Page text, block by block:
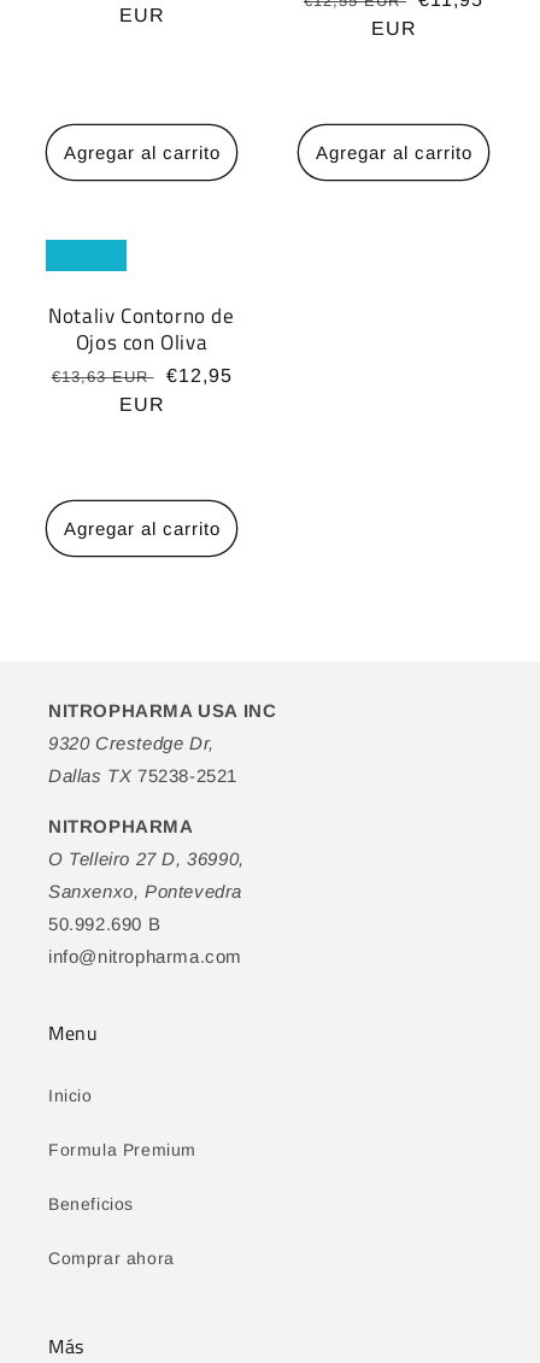
habitualEUR
Agregar al carrito
habitualEUR
Agregar al carrito
Notaliv Contorno de
Ojos con Oliva
Precio
habitual
€13,63 EUR
Precio
€12,95
EUR
Agregar al carrito
NITROPHARMA USA INC
9320 Crestedge Dr,
Dallas TX 75238-2521
NITROPHARMA
O Telleiro 27 D, 36990,
Sanxenxo, Pontevedra
50.992.690 B
info@nitropharma.com
Menu
Inicio
Formula Premium
Beneficios
Comprar ahora
Más